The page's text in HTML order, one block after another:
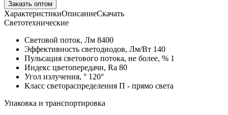
Заказть оптом
ХарактеристикиОписаниеСкачать
Светотехнические
Световой поток, Лм 8400
Эффективность светодиодов, Лм/Вт 140
Пульсация светового потока, не более, % 1
Индекс цветопередачи, Ra 80
Угол излучения, ° 120°
Класс светораспределения П - прямо света
Упаковка и транспортировка